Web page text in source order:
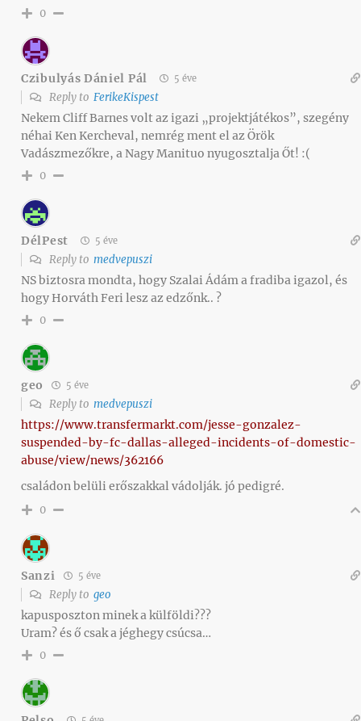
0
Czibulyás Dániel Pál 5 éve
Reply to FerikeKispest
Nekem Cliff Barnes volt az igazi „projektjátékos”, szegény
néhai Ken Kercheval, nemrég ment el az Örök
Vadászmezőkre, a Nagy Manituo nyugosztalja Őt! :(
0
DélPest 5 éve
Reply to medvepuszi
NS biztosra mondta, hogy Szalai Ádám a fradiba igazol, és
hogy Horváth Feri lesz az edzőnk.. ?
0
geo 5 éve
Reply to medvepuszi
https://www.transfermarkt.com/jesse-gonzalez-
suspended-by-fc-dallas-alleged-incidents-of-domestic-
abuse/view/news/362166
családon belüli erőszakkal vádolják. jó pedigré.
0
Sanzi 5 éve
Reply to geo
kapusposzton minek a külföldi???
Uram? és ő csak a jéghegy csúcsa…
0